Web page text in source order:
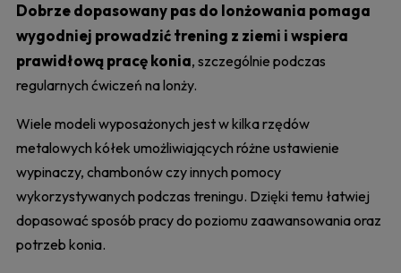
Dobrze dopasowany pas do lonżowania pomaga
wygodniej prowadzić trening z ziemi i wspiera
prawidłową pracę konia, szczególnie podczas
regularnych ćwiczeń na lonży.
Wiele modeli wyposażonych jest w kilka rzędów
metalowych kółek umożliwiających różne ustawienie
wypinaczy, chambonów czy innych pomocy
wykorzystywanych podczas treningu. Dzięki temu łatwiej
dopasować sposób pracy do poziomu zaawansowania oraz
potrzeb konia.